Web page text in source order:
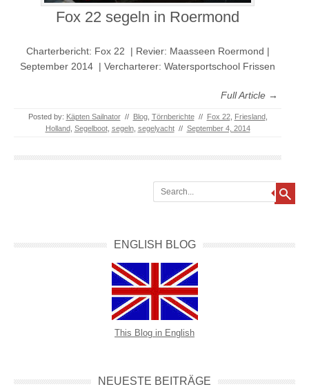
Fox 22 segeln in Roermond
Charterbericht: Fox 22 | Revier: Maasseen Roermond |
September 2014 | Vercharterer: Watersportschool Frissen
Full Article →
Posted by: Käpten Sailnator // Blog, Törnberichte // Fox 22, Friesland,
Holland, Segelboot, segeln, segelyacht // September 4, 2014
Search
ENGLISH BLOG
This Blog in English
NEUESTE BEITRÄGE